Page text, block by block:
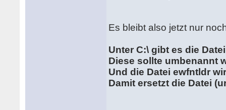
Es bleibt also jetzt nur
Unter C:\ gibt es die
Diese sollte umbenannt
Und die Datei ewfntldr
Damit ersetzt die Datei